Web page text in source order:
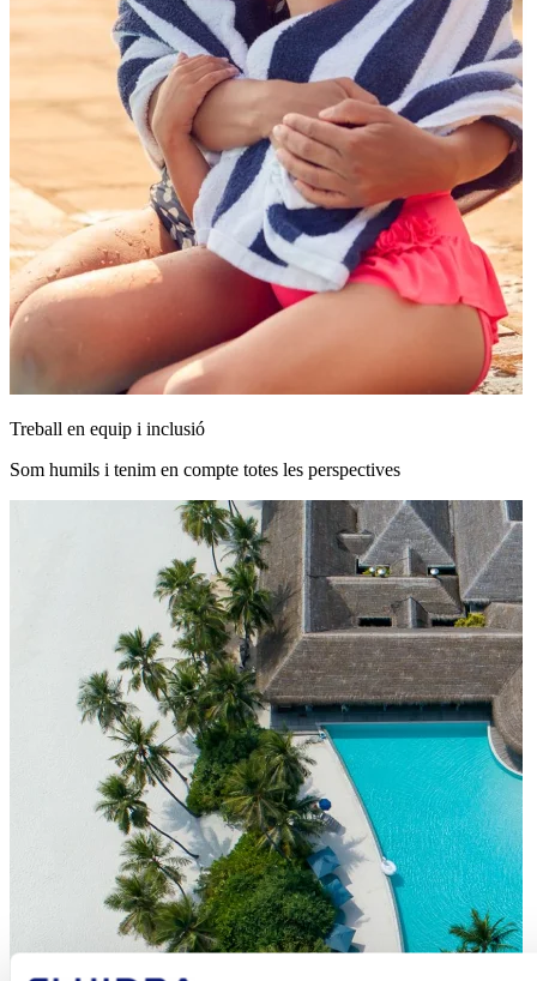
Treball en equip i inclusió
Som humils i tenim en compte totes les perspectives